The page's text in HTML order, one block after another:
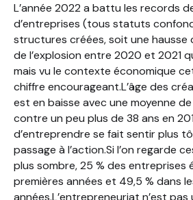
L’année 2022 a battu les records
d’entreprises (tous statuts
structures créées, soit une hausse
de l’explosion entre 2020 et 2021
mais vu le contexte économique
chiffre encourageant.L’âge des
est en baisse avec une moyenne
contre un peu plus de 38 ans en
d’entreprendre se fait sentir plus
passage à l’action.Si l’on regarde
plus sombre, 25 % des entreprises
premières années et 49,5 % dans
années.L’entrepreneuriat n’est